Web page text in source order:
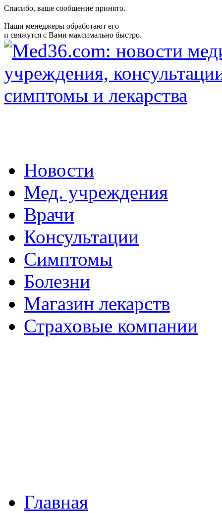
Спасибо, ваше сообщение принято.
Наши менеджеры обработают его
и свяжутся с Вами максимально быстро.
Новости
Мед. учреждения
Врачи
Консультации
Симптомы
Болезни
Магазин лекарств
Страховые компании
Главная